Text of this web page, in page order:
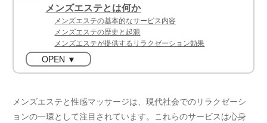
メンズエステとは何か
メンズエステの基本的なサービス内容
メンズエステの歴史と起源
メンズエステが提供するリラクゼーション効果
OPEN ▼
メンズエステと性感マッサージは、現代社会でのリラクゼーシ
ョンの一環として注目されています。これらのサービスは心身